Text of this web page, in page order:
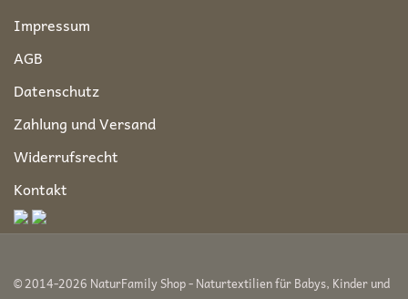
Impressum
AGB
Datenschutz
Zahlung und Versand
Widerrufsrecht
Kontakt
© 2014-2026 NaturFamily Shop - Naturtextilien für Babys, Kinder und